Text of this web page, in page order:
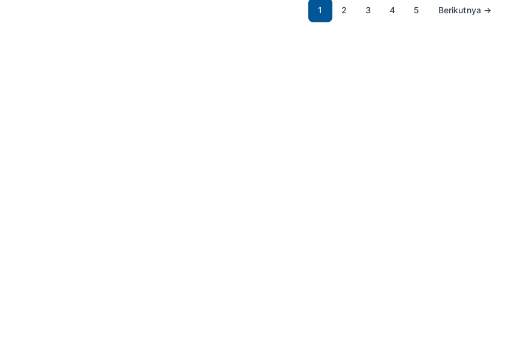
1 2 3 4 5 Berikutnya →